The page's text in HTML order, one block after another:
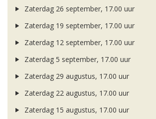
Zaterdag 26 september, 17.00 uur
Zaterdag 19 september, 17.00 uur
Zaterdag 12 september, 17.00 uur
Zaterdag 5 september, 17.00 uur
Zaterdag 29 augustus, 17.00 uur
Zaterdag 22 augustus, 17.00 uur
Zaterdag 15 augustus, 17.00 uur